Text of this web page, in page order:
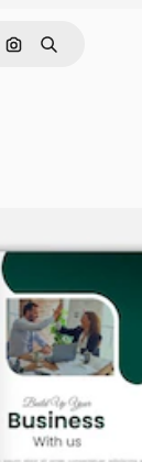
Nach Bild suchen
Suchen